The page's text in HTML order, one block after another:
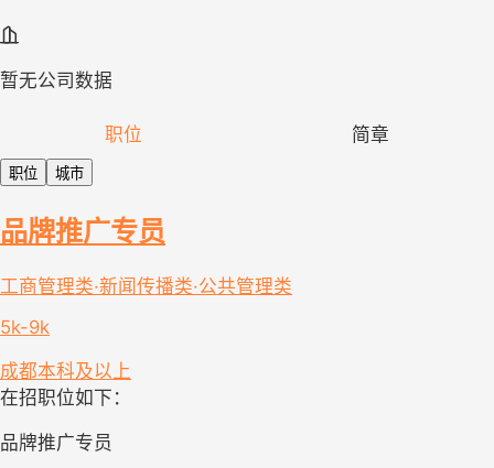
暂无公司数据
职位 简章
职位 城市
品牌推广专员
工商管理类·新闻传播类·公共管理类
5k-9k
成都本科及以上
在招职位如下：
品牌推广专员